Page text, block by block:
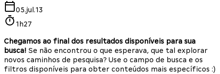
05.jul.13
1h27
Chegamos ao final dos resultados disponíveis para sua
busca! Se não encontrou o que esperava, que tal explorar
novos caminhos de pesquisa? Use o campo de busca e os
filtros disponíveis para obter conteúdos mais específicos :)